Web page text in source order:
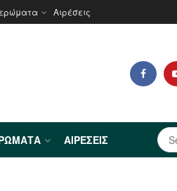
Αιρέσεις
ΑΙΡΈΣΕΙΣ